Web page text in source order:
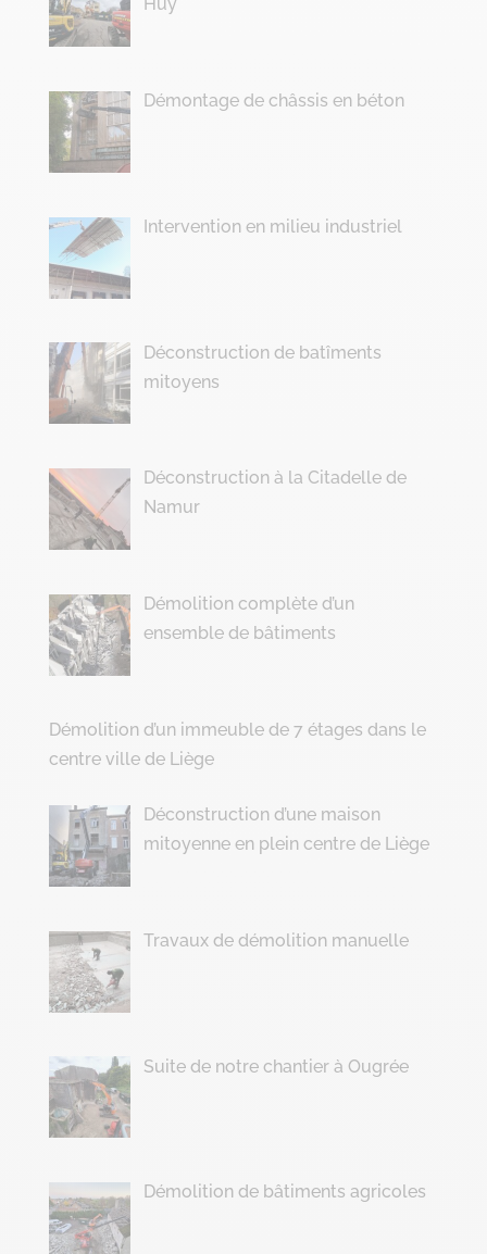
Démontage de châssis en béton
Intervention en milieu industriel
Déconstruction de batîments
mitoyens
Déconstruction à la Citadelle de
Namur
Démolition complète d’un
ensemble de bâtiments
Démolition d’un immeuble de 7 étages dans le
centre ville de Liège
Déconstruction d’une maison
mitoyenne en plein centre de Liège
Travaux de démolition manuelle
Suite de notre chantier à Ougrée
Démolition de bâtiments agricoles